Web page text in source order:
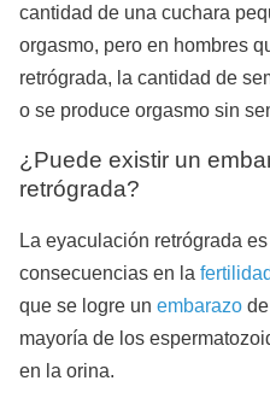
cantidad de una cuchara
orgasmo, pero en hombres
retrógrada, la cantidad de
o se produce orgasmo sin
¿Puede existir un
retrógrada?
La eyaculación retrógrada
consecuencias en la fertilidad
que se logre un embarazo
mayoría de los
en la orina.